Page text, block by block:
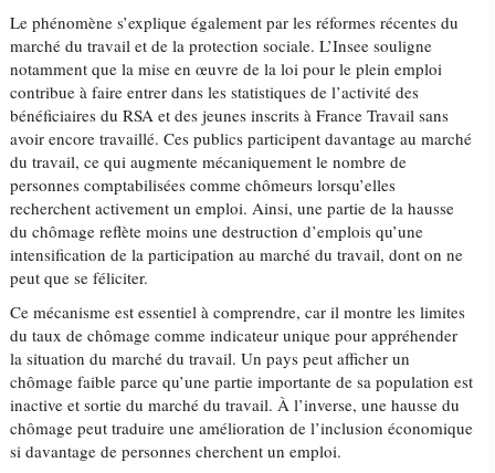
Le phénomène s’explique également par les réformes récentes du
marché du travail et de la protection sociale. L’Insee souligne
notamment que la mise en œuvre de la loi pour le plein emploi
contribue à faire entrer dans les statistiques de l’activité des
bénéficiaires du RSA et des jeunes inscrits à France Travail sans
avoir encore travaillé. Ces publics participent davantage au marché
du travail, ce qui augmente mécaniquement le nombre de
personnes comptabilisées comme chômeurs lorsqu’elles
recherchent activement un emploi. Ainsi, une partie de la hausse
du chômage reflète moins une destruction d’emplois qu’une
intensification de la participation au marché du travail, dont on ne
peut que se féliciter.
Ce mécanisme est essentiel à comprendre, car il montre les limites
du taux de chômage comme indicateur unique pour appréhender
la situation du marché du travail. Un pays peut afficher un
chômage faible parce qu’une partie importante de sa population est
inactive et sortie du marché du travail. À l’inverse, une hausse du
chômage peut traduire une amélioration de l’inclusion économique
si davantage de personnes cherchent un emploi.